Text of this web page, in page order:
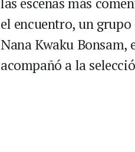
el encuentro, un
Nana Kwaku
acompañó a la